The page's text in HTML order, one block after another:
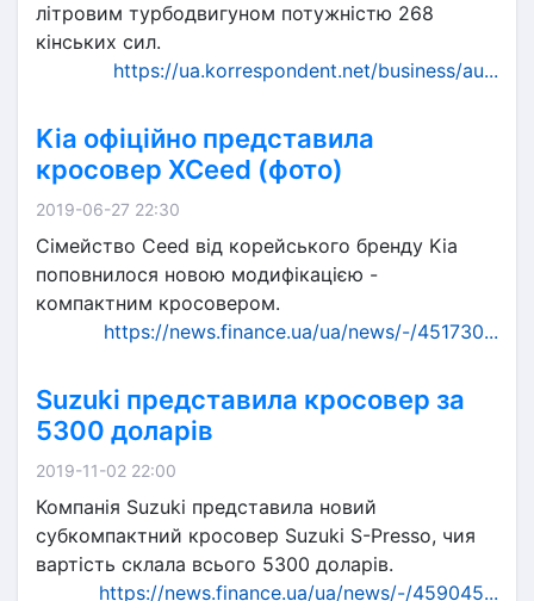
літровим турбодвигуном потужністю 268
кінських сил.
https://ua.korrespondent.net/business/au...
Kia офіційно представила
кросовер XCeed (фото)
2019-06-27 22:30
Сімейство Ceed від корейського бренду Kia
поповнилося новою модифікацією -
компактним кросовером.
https://news.finance.ua/ua/news/-/451730...
Suzuki представила кросовер за
5300 доларів
2019-11-02 22:00
Компанія Suzuki представила новий
субкомпактний кросовер Suzuki S-Presso, чия
вартість склала всього 5300 доларів.
https://news.finance.ua/ua/news/-/459045...